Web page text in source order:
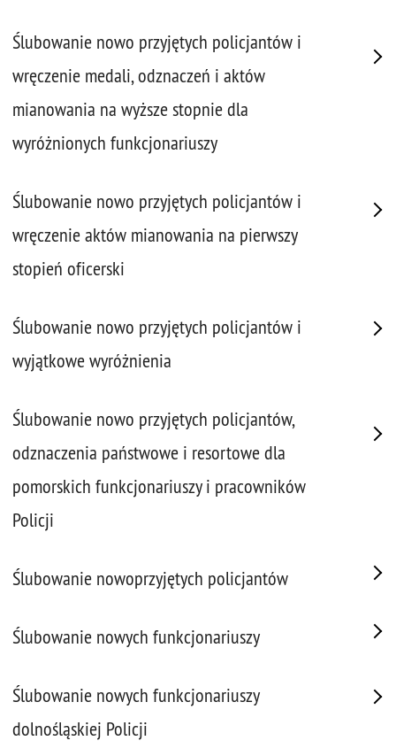
Ślubowanie nowo przyjętych policjantów i
wręczenie medali, odznaczeń i aktów
mianowania na wyższe stopnie dla
wyróżnionych funkcjonariuszy
Ślubowanie nowo przyjętych policjantów i
wręczenie aktów mianowania na pierwszy
stopień oficerski
Ślubowanie nowo przyjętych policjantów i
wyjątkowe wyróżnienia
Ślubowanie nowo przyjętych policjantów,
odznaczenia państwowe i resortowe dla
pomorskich funkcjonariuszy i pracowników
Policji
Ślubowanie nowoprzyjętych policjantów
Ślubowanie nowych funkcjonariuszy
Ślubowanie nowych funkcjonariuszy
dolnośląskiej Policji